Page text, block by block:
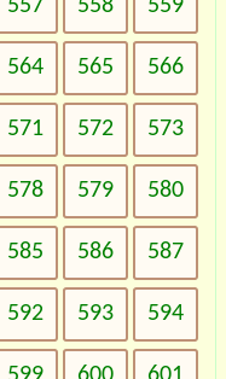
557 558 559
564 565 566
571 572 573
578 579 580
585 586 587
592 593 594